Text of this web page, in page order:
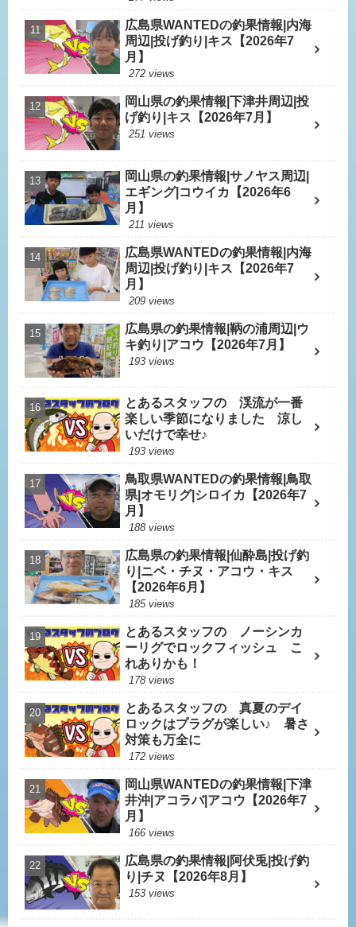
広島県WANTEDの釣果情報|内海
周辺|投げ釣り|キス【2026年7
月】
272 views
岡山県の釣果情報|下津井周辺|投
げ釣り|キス【2026年7月】
251 views
岡山県の釣果情報|サノヤス周辺|
エギング|コウイカ【2026年6
月】
211 views
広島県WANTEDの釣果情報|内海
周辺|投げ釣り|キス【2026年7
月】
209 views
広島県の釣果情報|鞆の浦周辺|ウ
キ釣り|アコウ【2026年7月】
193 views
とあるスタッフの 渓流が一番
楽しい季節になりました 涼し
いだけで幸せ♪
193 views
鳥取県WANTEDの釣果情報|鳥取
県|オモリグ|シロイカ【2026年7
月】
188 views
広島県の釣果情報|仙酔島|投げ釣
り|ニベ・チヌ・アコウ・キス
【2026年6月】
185 views
とあるスタッフの ノーシンカ
ーリグでロックフィッシュ こ
れありかも！
178 views
とあるスタッフの 真夏のデイ
ロックはプラグが楽しい♪ 暑さ
対策も万全に
172 views
岡山県WANTEDの釣果情報|下津
井沖|アコラバ|アコウ【2026年7
月】
166 views
広島県の釣果情報|阿伏兎|投げ釣
り|チヌ【2026年8月】
153 views